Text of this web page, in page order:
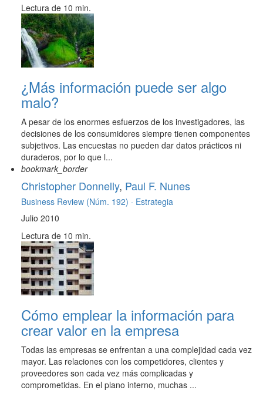
Lectura de 10 min.
¿Más información puede ser algo
malo?
A pesar de los enormes esfuerzos de los investigadores, las
decisiones de los consumidores siempre tienen componentes
subjetivos. Las encuestas no pueden dar datos prácticos ni
duraderos, por lo que l...
bookmark_border
Christopher Donnelly, Paul F. Nunes
Business Review (Núm. 192) · Estrategia
Julio 2010
Lectura de 10 min.
Cómo emplear la información para
crear valor en la empresa
Todas las empresas se enfrentan a una complejidad cada vez
mayor. Las relaciones con los competidores, clientes y
proveedores son cada vez más complicadas y
comprometidas. En el plano interno, muchas ...